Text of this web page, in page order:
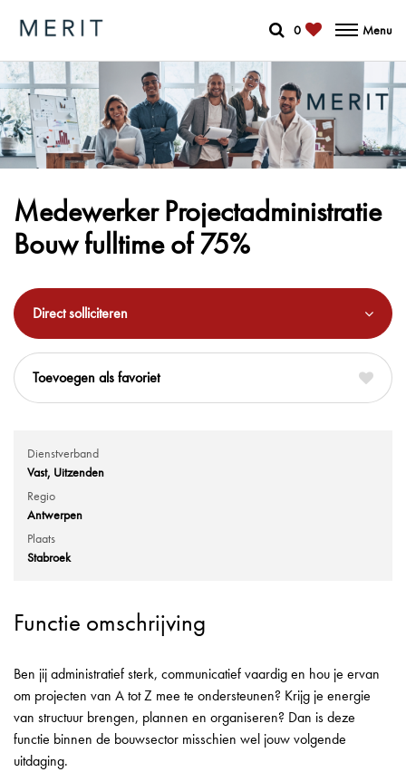
0 Menu
Medewerker Projectadministratie
Bouw fulltime of 75%
Direct solliciteren
favoriet
Dienstverband
Vast Uitzenden
Regio
Antwerpen
Plaats
Stabroek
Functie omschrijving
Ben jij administratief sterk, communicatief vaardig en hou je ervan
om projecten van A tot Z mee te ondersteunen? Krijg je energie
van structuur brengen, plannen en organiseren? Dan is deze
functie binnen de bouwsector misschien wel jouw volgende
uitdaging.